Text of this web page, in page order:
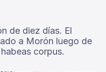
de diez días. El
a Morón luego de
corpus.